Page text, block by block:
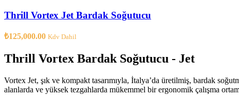
Thrill Vortex Jet Bardak Soğutucu
₺125,000.00 Kdv Dahil
Thrill Vortex Bardak Soğutucu - Jet
Vortex Jet, şık ve kompakt tasarımıyla, İtalya’da üretilmiş, bardak
alanlarda ve yüksek tezgahlarda mükemmel bir ergonomik çalışma